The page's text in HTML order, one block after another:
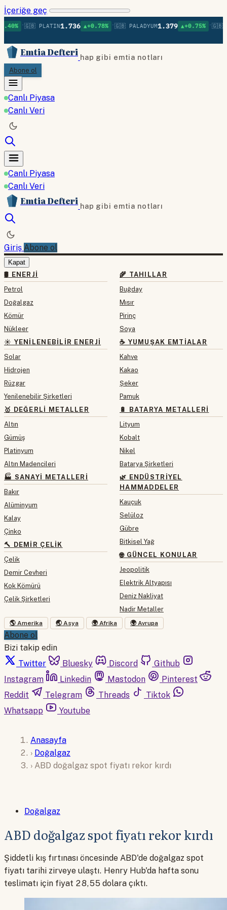
İçeriğe geç
•🇬🇧 PLATIN1.736 ▲+0.78% •🇬🇧 PALADYUM1.379 ▲+0.75% •🇬🇧
Emtia Defteri hap gibi emtia notları
Abone ol
Canlı Piyasa
Canlı Veri
Canlı Piyasa
Canlı Veri
Emtia Defteri hap gibi emtia notları
Giriş Abone ol
Kapat
🛢 ENERJI
Petrol
Doğalgaz
Kömür
Nükleer
☀️ YENILENEBILIR ENERJI
Solar
Hidrojen
Rüzgar
Yenilenebilir Şirketleri
🥇 DEĞERLI METALLER
Altın
Gümüş
Platinyum
Altın Madencileri
🏭 SANAYI METALLERI
Bakır
Alüminyum
Kalay
Çinko
🔨 DEMIR ÇELIK
Çelik
Demir Cevheri
Kok Kömürü
Çelik Şirketleri
🌾 TAHILLAR
Buğday
Mısır
Pirinç
Soya
☕ YUMUŞAK EMTIALAR
Kahve
Kakao
Şeker
Pamuk
🔋 BATARYA METALLERI
Lityum
Kobalt
Nikel
Batarya Şirketleri
🌿 ENDÜSTRIYEL
HAMMADDELER
Kauçuk
Selüloz
Gübre
Bitkisel Yağ
🌐 GÜNCEL KONULAR
Jeopolitik
Elektrik Altyapısı
Deniz Nakliyat
Nadir Metaller
🌎 Amerika 🌏 Asya 🌍 Afrika 🌍 Avrupa
Abone ol
Bizi takip edin
Twitter
Bluesky Discord
Github
Instagram
Linkedin Mastodon
Pinterest
Reddit
Telegram Threads
Tiktok
Whatsapp
Youtube
Anasayfa
› Doğalgaz
› ABD doğalgaz spot fiyatı rekor kırdı
Doğalgaz
ABD doğalgaz spot fiyatı rekor kırdı
Şiddetli kış fırtınası öncesinde ABD'de doğalgaz spot
fiyatı tarihi zirveye ulaştı. Henry Hub'da hafta sonu
teslimatı için fiyat 28,55 dolara çıktı.